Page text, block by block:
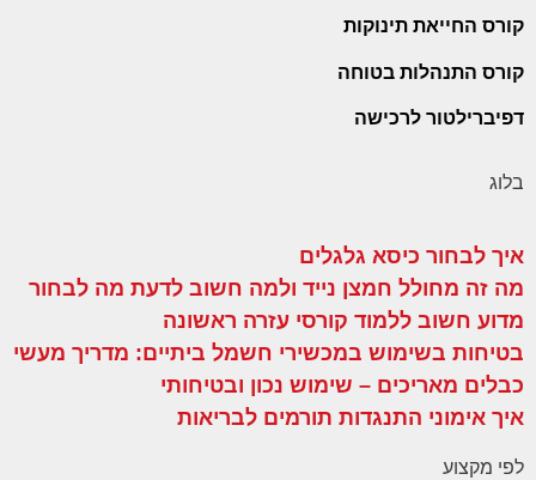
קורס החייאת תינוקות
קורס התנהלות בטוחה
דפיברילטור לרכישה
בלוג
איך לבחור כיסא גלגלים
מה זה מחולל חמצן נייד ולמה חשוב לדעת מה לבחור
מדוע חשוב ללמוד קורסי עזרה ראשונה
בטיחות בשימוש במכשירי חשמל ביתיים: מדריך מעשי
כבלים מאריכים – שימוש נכון ובטיחותי
איך אימוני התנגדות תורמים לבריאות
לפי מקצוע